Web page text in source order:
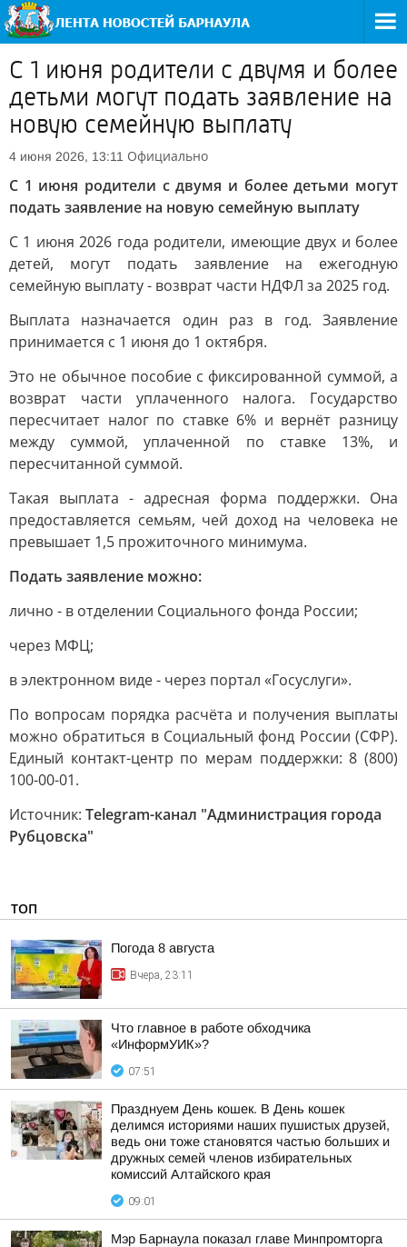
С 1 июня родители с двумя и более
детьми могут подать заявление на
новую семейную выплату
4 июня 2026, 13:11 Официально
С 1 июня родители с двумя и более детьми могут
подать заявление на новую семейную выплату
С 1 июня 2026 года родители, имеющие двух и более
детей, могут подать заявление на ежегодную
семейную выплату - возврат части НДФЛ за 2025 год.
Выплата назначается один раз в год. Заявление
принимается с 1 июня до 1 октября.
Это не обычное пособие с фиксированной суммой, а
возврат части уплаченного налога. Государство
пересчитает налог по ставке 6% и вернёт разницу
между суммой, уплаченной по ставке 13%, и
пересчитанной суммой.
Такая выплата - адресная форма поддержки. Она
предоставляется семьям, чей доход на человека не
превышает 1,5 прожиточного минимума.
Подать заявление можно:
лично - в отделении Социального фонда России;
через МФЦ;
в электронном виде - через портал «Госуслуги».
По вопросам порядка расчёта и получения выплаты
можно обратиться в Социальный фонд России (СФР).
Единый контакт-центр по мерам поддержки: 8 (800)
100-00-01.
Источник: Telegram-канал "Администрация города
Рубцовска"
ТОП
Погода 8 августа
Вчера, 23:11
Что главное в работе обходчика
«ИнформУИК»?
07:51
Празднуем День кошек. В День кошек
делимся историями наших пушистых друзей,
ведь они тоже становятся частью больших и
дружных семей членов избирательных
комиссий Алтайского края
09:01
Мэр Барнаула показал главе Минпромторга